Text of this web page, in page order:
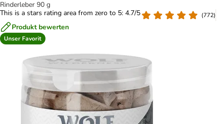
Rinderleber 90 g
This is a stars rating area from zero to 5: 4.7/5
(772)
Produkt bewerten
Unser Favorit